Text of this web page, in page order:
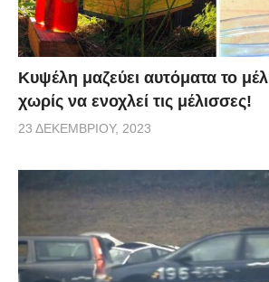
Κυψέλη μαζεύει αυτόματα το
χωρίς να ενοχλεί τις μέλισσες!
23 ΔΕΚΕΜΒΡΊΟΥ, 2023